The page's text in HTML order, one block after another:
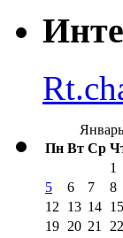
Пн Вт Ср
1
5
6 7 8
12
13 14 15
19 20 21 22